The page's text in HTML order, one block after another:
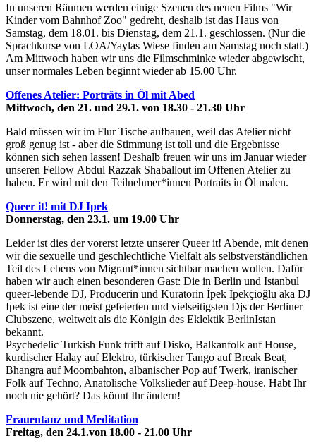
In unseren Räumen werden einige Szenen des neuen Films "Wir
Kinder vom Bahnhof Zoo" gedreht, deshalb ist das Haus von
Samstag, dem 18.01. bis Dienstag, dem 21.1. geschlossen. (Nur die
Sprachkurse von LOA/Yaylas Wiese finden am Samstag noch statt.)
Am Mittwoch haben wir uns die Filmschminke wieder abgewischt,
unser normales Leben beginnt wieder ab 15.00 Uhr.
Offenes Atelier: Porträts in Öl mit Abed
Mittwoch, den 21. und 29.1. von 18.30 - 21.30 Uhr
Bald müssen wir im Flur Tische aufbauen, weil das Atelier nicht
groß genug ist - aber die Stimmung ist toll und die Ergebnisse
können sich sehen lassen! Deshalb freuen wir uns im Januar wieder
unseren Fellow Abdul Razzak Shaballout im Offenen Atelier zu
haben. Er wird mit den Teilnehmer*innen Portraits in Öl malen.
Queer it! mit DJ Ipek
Donnerstag, den 23.1. um 19.00 Uhr
Leider ist dies der vorerst letzte unserer Queer it! Abende, mit denen
wir die sexuelle und geschlechtliche Vielfalt als selbstverständlichen
Teil des Lebens von Migrant*innen sichtbar machen wollen. Dafür
haben wir auch einen besonderen Gast: Die in Berlin und Istanbul
queer-lebende DJ, Producerin und Kuratorin İpek İpekçioğlu aka DJ
Ipek ist eine der meist gefeierten und vielseitigsten Djs der Berliner
Clubszene, weltweit als die Königin des Eklektik BerlinIstan
bekannt.
Psychedelic Turkish Funk trifft auf Disko, Balkanfolk auf House,
kurdischer Halay auf Elektro, türkischer Tango auf Break Beat,
Bhangra auf Moombahton, albanischer Pop auf Twerk, iranischer
Folk auf Techno, Anatolische Volkslieder auf Deep-house. Habt Ihr
noch nie gehört? Das könnt Ihr ändern!
Frauentanz und Meditation
Freitag, den 24.1.von 18.00 - 21.00 Uhr